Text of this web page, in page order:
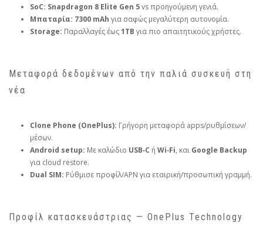
SoC: Snapdragon 8 Elite Gen 5vs προηγούμενη γενιά.
Μπαταρία: 7300 mAh για σαφώς μεγαλύτερη αυτονομία.
Storage: Παραλλαγές έως1TB για πιο απαιτητικούς χρήστες.
Μεταφορά δεδομένων από την παλιά συσκευή στη
νέα
Clone Phone (OnePlus): Γρήγορη μεταφορά apps/ρυθμίσεων/
μέσων.
Android setup: Με καλώδιο USB‑C ή Wi‑Fi, και Google Backup
για cloud restore.
Dual SIM: Ρύθμισε προφίλ/APN για εταιρική/προσωπική γραμμή.
Προφίλ κατασκευάστριας — OnePlus Technology